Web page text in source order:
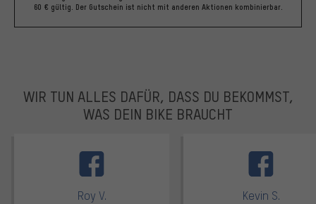
60 € gültig. Der Gutschein ist nicht mit anderen Aktionen kombinierbar.
WIR TUN ALLES DAFÜR, DASS DU BEKOMMST,
WAS DEIN BIKE BRAUCHT
Roy V. Kevin S.